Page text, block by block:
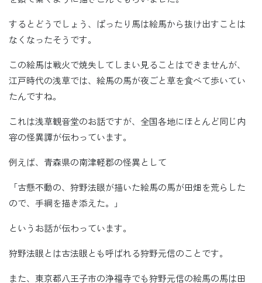
するとどうでしょう、ぱったり馬は絵馬から抜け出すことは
なくなったそうです。
この絵馬は戦火で焼失してしまい見ることはできませんが、
江戸時代の浅草では、絵馬の馬が夜ごと草を食べて歩いてい
たんですね。
これは浅草観音堂のお話ですが、全国各地にほとんど同じ内
容の怪異譚が伝わっています。
例えば、青森県の南津軽郡の怪異として
「古懸不動の、狩野法眼が描いた絵馬の馬が田畑を荒らした
ので、手綱を描き添えた。」
というお話が伝わっています。
狩野法眼とは古法眼とも呼ばれる狩野元信のことです。
また、東京都八王子市の浄福寺でも狩野元信の絵馬の馬は田